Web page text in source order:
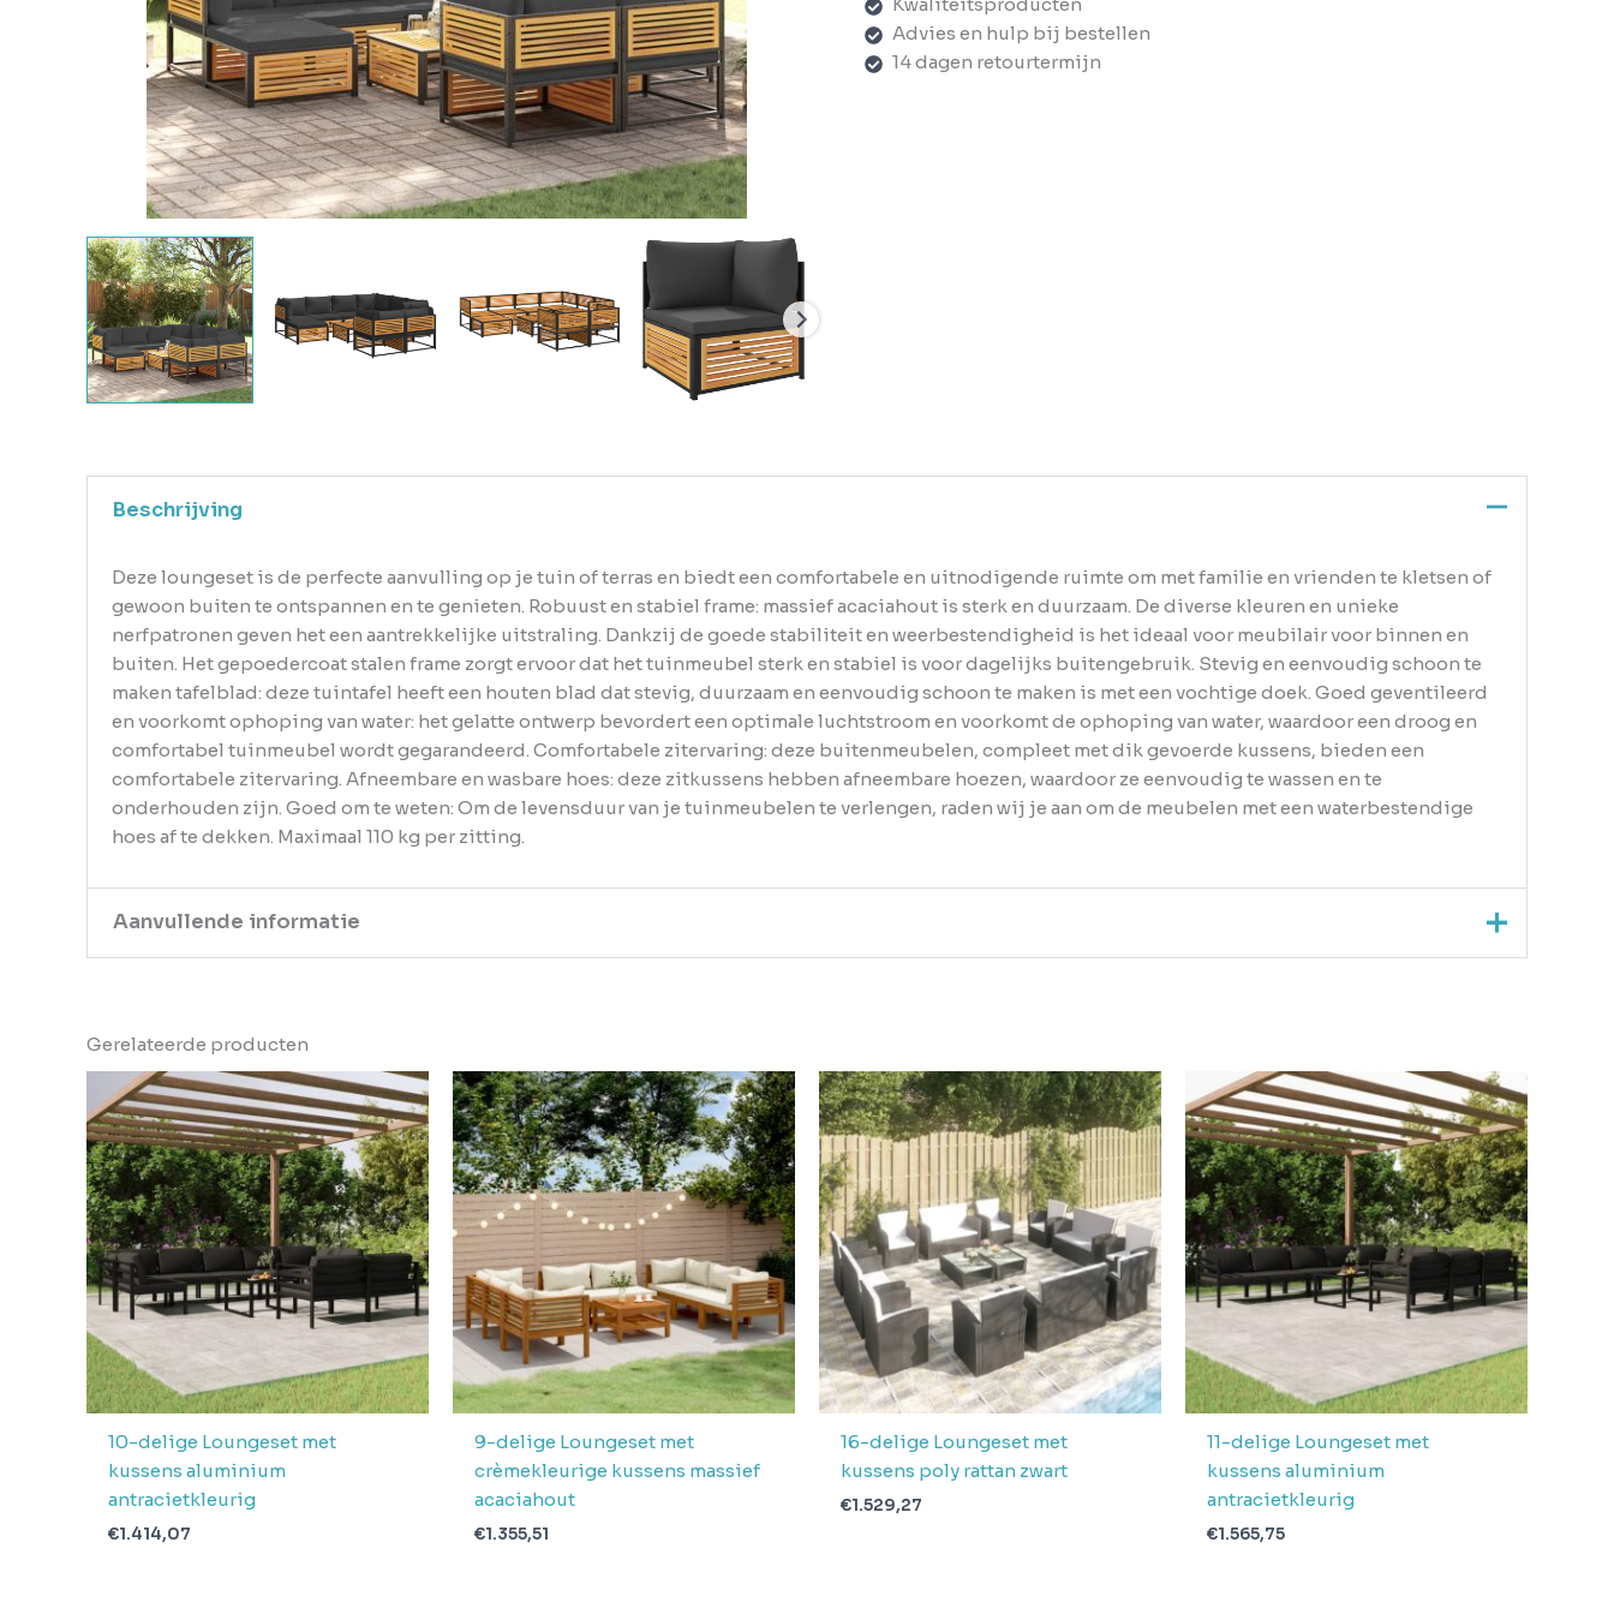
Advies en hulp bij bestellen
14 dagen retourtermijn
Beschrijving
Deze loungeset is de perfecte aanvulling op je tuin of terras en biedt een comfortabele en uitnodigende ruimte om met familie en vrienden te kletsen of
gewoon buiten te ontspannen en te genieten. Robuust en stabiel frame: massief acaciahout is sterk en duurzaam. De diverse kleuren en unieke
nerfpatronen geven het een aantrekkelijke uitstraling. Dankzij de goede stabiliteit en weerbestendigheid is het ideaal voor meubilair voor binnen en
buiten. Het gepoedercoat stalen frame zorgt ervoor dat het tuinmeubel sterk en stabiel is voor dagelijks buitengebruik. Stevig en eenvoudig schoon te
maken tafelblad: deze tuintafel heeft een houten blad dat stevig, duurzaam en eenvoudig schoon te maken is met een vochtige doek. Goed geventileerd
en voorkomt ophoping van water: het gelatte ontwerp bevordert een optimale luchtstroom en voorkomt de ophoping van water, waardoor een droog en
comfortabel tuinmeubel wordt gegarandeerd. Comfortabele zitervaring: deze buitenmeubelen, compleet met dik gevoerde kussens, bieden een
comfortabele zitervaring. Afneembare en wasbare hoes: deze zitkussens hebben afneembare hoezen, waardoor ze eenvoudig te wassen en te
onderhouden zijn. Goed om te weten: Om de levensduur van je tuinmeubelen te verlengen, raden wij je aan om de meubelen met een waterbestendige
hoes af te dekken. Maximaal 110 kg per zitting.
Aanvullende informatie
EAN
Gewicht 148.3
Aantal
pakketten in
levering
6
Verwachte
levertijd
3 + 1 dag
Gerelateerde producten
10-delige Loungeset met
kussens aluminium
antracietkleurig
€1.414,07
9-delige Loungeset met
crèmekleurige kussens massief
acaciahout
€1.355,51
16-delige Loungeset met
kussens poly rattan zwart
€1.529,27
11-delige Loungeset met
kussens aluminium
antracietkleurig
€1.565,75